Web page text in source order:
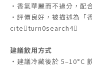
・香氣華麗而不過分，配
・評價良好，被描述為「
citeturn0search4
建議飲用方式
・建議冷藏後於 5–10°C